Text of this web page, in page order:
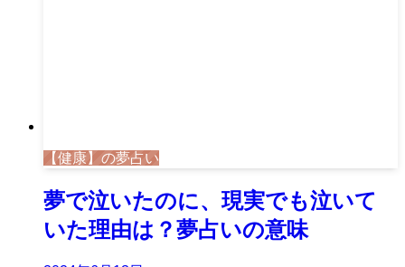
【健康】の夢占い
夢で泣いたのに、現実でも泣いて
いた理由は？夢占いの意味